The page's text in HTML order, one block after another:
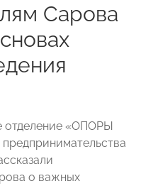
Сарова
отделение «ОПОРЫ
о важных